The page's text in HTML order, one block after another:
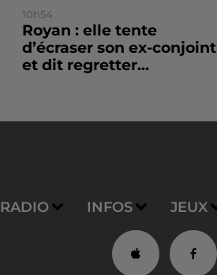
10h54
Royan : elle tente
d’écraser son ex-conjoint
et dit regretter...
RADIO INFOS JEUX